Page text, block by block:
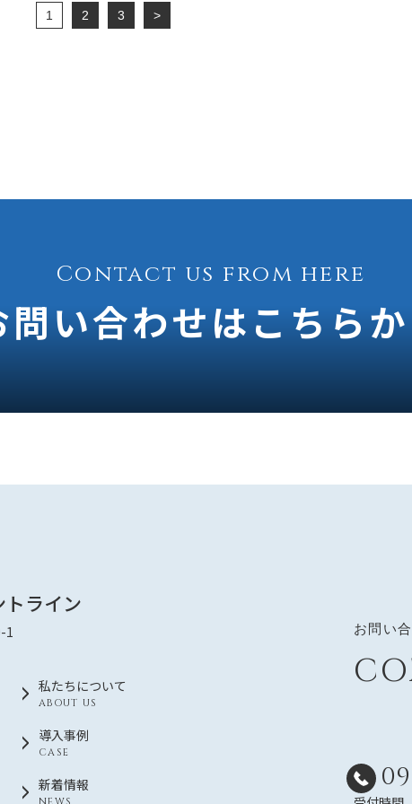
1 2 3 >
Contact us from here
問い合わせはこちら
ライン
1
私たちについて
ABOUT US
導入事例
CASE
新着情報
お問い